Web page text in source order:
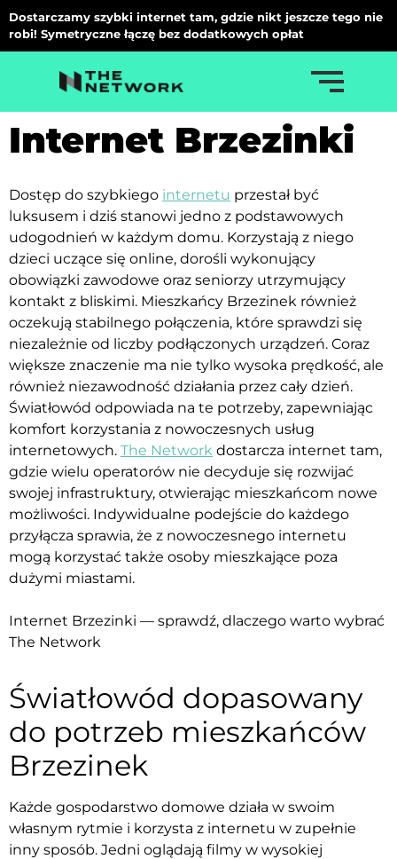
Dostarczamy szybki internet tam, gdzie nikt jeszcze tego nie
robi! Symetryczne łączę bez dodatkowych opłat
Internet Brzezinki
Dostęp do szybkiego internetu przestał być
luksusem i dziś stanowi jedno z podstawowych
udogodnień w każdym domu. Korzystają z niego
dzieci uczące się online, dorośli wykonujący
obowiązki zawodowe oraz seniorzy utrzymujący
kontakt z bliskimi. Mieszkańcy Brzezinek również
oczekują stabilnego połączenia, które sprawdzi się
niezależnie od liczby podłączonych urządzeń. Coraz
większe znaczenie ma nie tylko wysoka prędkość, ale
również niezawodność działania przez cały dzień.
Światłowód odpowiada na te potrzeby, zapewniając
komfort korzystania z nowoczesnych usług
internetowych. The Network dostarcza internet tam,
gdzie wielu operatorów nie decyduje się rozwijać
swojej infrastruktury, otwierając mieszkańcom nowe
możliwości. Indywidualne podejście do każdego
przyłącza sprawia, że z nowoczesnego internetu
mogą korzystać także osoby mieszkające poza
dużymi miastami.
Internet Brzezinki — sprawdź, dlaczego warto wybrać
The Network
Światłowód dopasowany
do potrzeb mieszkańców
Brzezinek
Każde gospodarstwo domowe działa w swoim
własnym rytmie i korzysta z internetu w zupełnie
inny sposób. Jedni oglądają filmy w wysokiej